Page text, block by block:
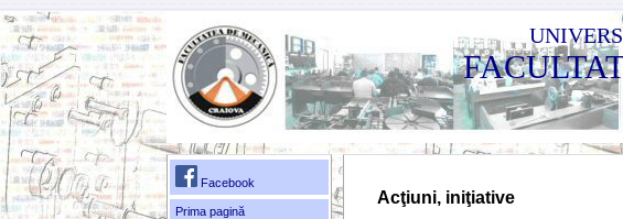
Facebook
Prima pagină
Acţiuni, iniţiative